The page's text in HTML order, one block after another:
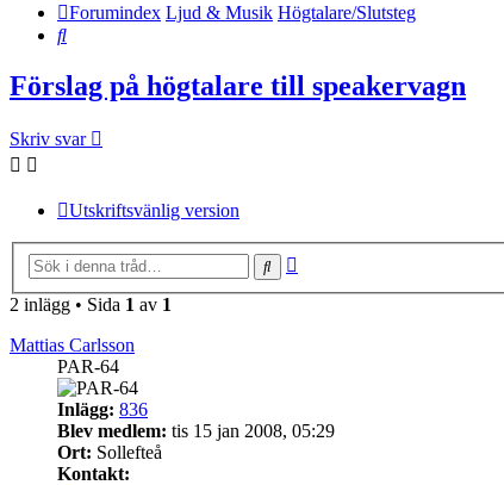
Forumindex Ljud & Musik Högtalare/Slutsteg
Sök
Förslag på högtalare till speakervagn
Skriv svar
Utskriftsvänlig version
Sök
2 inlägg • Sida 1 av 1
Mattias Carlsson
PAR-64
Inlägg: 836
Blev medlem: tis 15 jan 2008, 05:29
Ort: Sollefteå
Kontakt: